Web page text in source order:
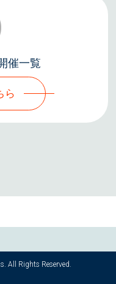
催一覧
ら
All Rights Reserved.